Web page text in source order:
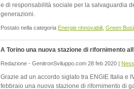
e di responsabilità sociale per la salvaguardia
generazioni.
Postato nella categoria Energie rinnovabili Green
A Torino una nuova stazione di rifornimento
Redazione - GenitronSviluppo.com 28 feb 2020 |
Grazie ad un accordo siglato tra ENGIE Italia e
febbraio una nuova stazione di rifornimento di